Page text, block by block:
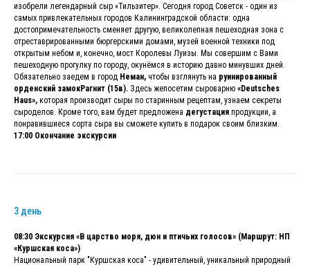
изобрели легендарный сыр «Тильзитер». Сегодня город Советск - один из
самых привлекательных городов Калининградской области: одна
достопримечательность сменяет другую, великолепная пешеходная зона с
отреставрированными бюргерскими домами, музей военной техники под
открытым небом и, конечно, мост Королевы Луизы. Мы совершим с Вами
пешеходную прогулку по городу, окунёмся в историю давно минувших дней.
Обязательно заедем в город Неман, чтобы взглянуть на руинированный
орденский замокРагнит (15в). Здесь жепосетим сыроварню «Deutsches
Haus», которая производит сыры по старинным рецептам, узнаем секреты
сыроделов. Кроме того, вам будет предложена дегустация продукции, а
понравившиеся сорта сыра вы сможете купить в подарок своим близким.
17:00 Окончание экскурсии
3 день
08:30 Экскурсия «В царство моря, дюн и птичьих голосов» (Маршрут: НП
«Куршская коса»)
Национальный парк "Куршская коса" - удивительный, уникальный природный